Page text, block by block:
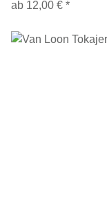
ab 12,00 € *